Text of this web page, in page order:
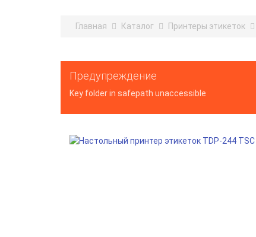
Главная Каталог Принтеры этикеток
Предупреждение
Key folder in safepath unaccessible